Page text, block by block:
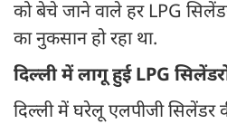
को बेचे जाने वाले हर LPG
का नुकसान हो रहा था.
दिल्ली में लागू हुई LPG
दिल्ली में घरेलू एलपीजी